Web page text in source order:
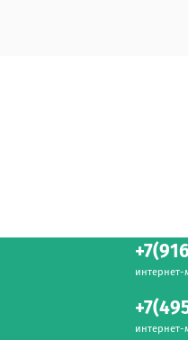
интернет-
интернет-